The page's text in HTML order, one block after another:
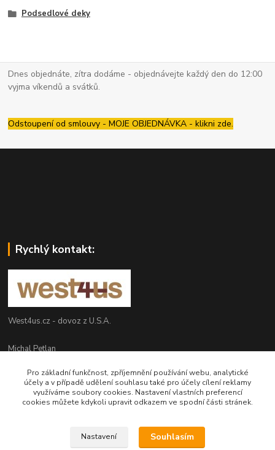
Podsedlové deky
Dnes objednáte, zítra dodáme - objednávejte každý den do 12:00
vyjma víkendů a svátků.
Odstoupení od smlouvy - MOJE OBJEDNÁVKA - klikni zde.
Rychlý kontakt:
West4us.cz - dovoz z U.S.A.
Michal Petlan
(Po-Pá, 9-16h)
info@west4us.cz
Pro základní funkčnost, zpříjemnění používání webu, analytické
účely a v případě udělení souhlasu také pro účely cílení reklamy
využíváme soubory cookies. Nastavení vlastních preferencí
cookies můžete kdykoli upravit odkazem ve spodní části stránek.
Nastavení Souhlasím